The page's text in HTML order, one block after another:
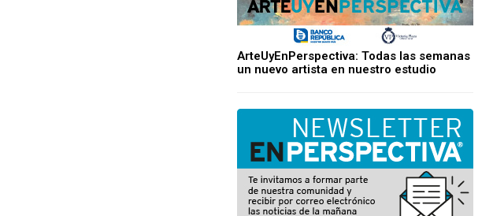
ArteUyEnPerspectiva: Todas las semanas
un nuevo artista en nuestro estudio